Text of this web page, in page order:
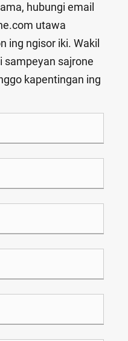
hubungi email
utawa
ing ngisor iki. Wakil
sampeyan sajrone
kapentingan ing